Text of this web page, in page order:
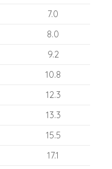
7.0
8.0
9.2
10.8
12.3
13.3
15.5
17.1